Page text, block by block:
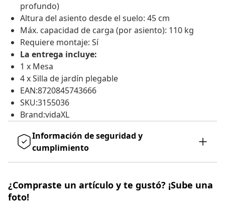
profundo)
Altura del asiento desde el suelo: 45 cm
Máx. capacidad de carga (por asiento): 110 kg
Requiere montaje: Sí
La entrega incluye:
1 x Mesa
4 x Silla de jardín plegable
EAN:8720845743666
SKU:3155036
Brand:vidaXL
Información de seguridad y
cumplimiento
¿Compraste un artículo y te gustó? ¡Sube una
foto!